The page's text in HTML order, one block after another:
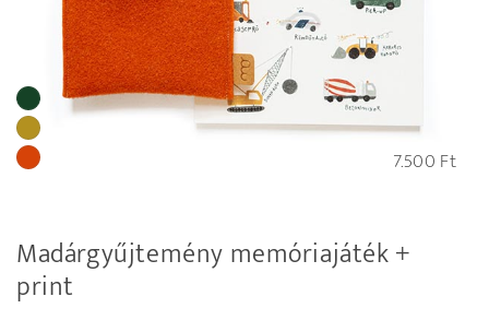
7.500 Ft
Madárgyűjtemény memóriajáték +
print